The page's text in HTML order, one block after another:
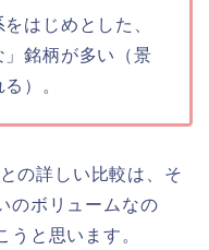
はじめとした、
銘柄が多い（景
）。
の詳しい比較は、そ
のボリュームなの
うと思います。